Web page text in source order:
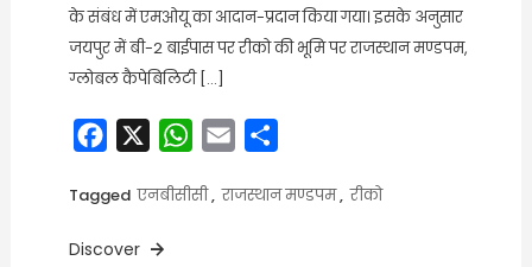
के संबंध में एमओयू का आदान-प्रदान किया गया। इसके अनुसार
जयपुर में बी-2 बाईपास पर रीको की भूमि पर राजस्थान मण्डपम,
ग्लोबल कैपेबिलिटी […]
Facebook WhatsApp
Email
Tagged एनबीसीसी, राजस्थान मण्डपम, रीको
Discover